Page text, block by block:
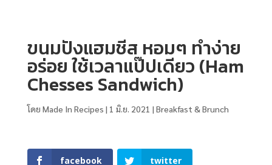
ขนมปังแฮมชีส หอมๆ ทำง่าย
อร่อย ใช้เวลาแป๊ปเดียว (Ham
Chesses Sandwich)
โดย Made In Recipes | 1 มิ.ย. 2021 | Breakfast & Brunch
facebook twitter